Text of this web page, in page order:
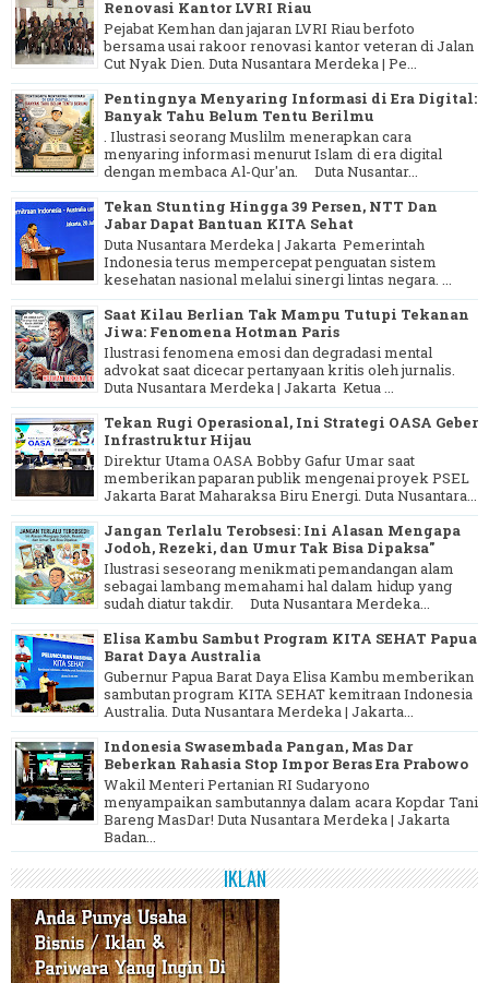
Renovasi Kantor LVRI Riau
Pejabat Kemhan dan jajaran LVRI Riau berfoto
bersama usai rakoor renovasi kantor veteran di Jalan
Cut Nyak Dien. Duta Nusantara Merdeka | Pe...
Pentingnya Menyaring Informasi di Era Digital:
Banyak Tahu Belum Tentu Berilmu
. Ilustrasi seorang Muslilm menerapkan cara
menyaring informasi menurut Islam di era digital
dengan membaca Al-Qur'an. Duta Nusantar...
Tekan Stunting Hingga 39 Persen, NTT Dan
Jabar Dapat Bantuan KITA Sehat
Duta Nusantara Merdeka | Jakarta Pemerintah
Indonesia terus mempercepat penguatan sistem
kesehatan nasional melalui sinergi lintas negara. ...
Saat Kilau Berlian Tak Mampu Tutupi Tekanan
Jiwa: Fenomena Hotman Paris
Ilustrasi fenomena emosi dan degradasi mental
advokat saat dicecar pertanyaan kritis oleh jurnalis.
Duta Nusantara Merdeka | Jakarta Ketua ...
Tekan Rugi Operasional, Ini Strategi OASA Geber
Infrastruktur Hijau
Direktur Utama OASA Bobby Gafur Umar saat
memberikan paparan publik mengenai proyek PSEL
Jakarta Barat Maharaksa Biru Energi. Duta Nusantara...
Jangan Terlalu Terobsesi: Ini Alasan Mengapa
Jodoh, Rezeki, dan Umur Tak Bisa Dipaksa"
Ilustrasi seseorang menikmati pemandangan alam
sebagai lambang memahami hal dalam hidup yang
sudah diatur takdir. Duta Nusantara Merdeka...
Elisa Kambu Sambut Program KITA SEHAT Papua
Barat Daya Australia
Gubernur Papua Barat Daya Elisa Kambu memberikan
sambutan program KITA SEHAT kemitraan Indonesia
Australia. Duta Nusantara Merdeka | Jakarta...
Indonesia Swasembada Pangan, Mas Dar
Beberkan Rahasia Stop Impor Beras Era Prabowo
Wakil Menteri Pertanian RI Sudaryono
menyampaikan sambutannya dalam acara Kopdar Tani
Bareng MasDar! Duta Nusantara Merdeka | Jakarta
Badan...
IKLAN